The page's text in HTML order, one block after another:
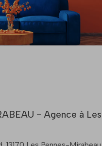
- Agence à Les